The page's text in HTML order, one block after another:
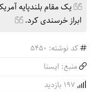
یک مقام بلندپایه
ابراز خرسندی کرد.
کد نوشته: 5450
منبع: ایسنا